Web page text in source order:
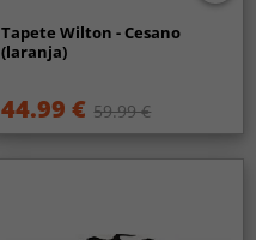
Tapete Wilton - Cesano
(laranja)
44.99 € 59.99 €